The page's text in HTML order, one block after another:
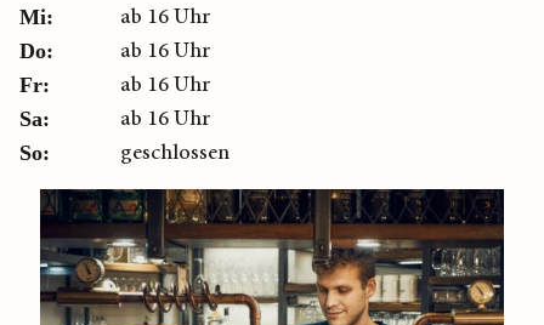
Mi: ab 16 Uhr
Do: ab 16 Uhr
Fr: ab 16 Uhr
Sa: ab 16 Uhr
So: geschlossen